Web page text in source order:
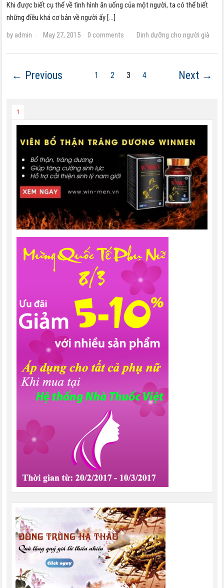
Khi được biết cụ thể về tình hình ăn uống của một người, ta có thể biết
những điều khá cơ bản về người ấy […]
by admin · May 27, 2015· 0 comments · Dinh dưỡng cho người già
← Previous 1 2 3 4 Next →
1